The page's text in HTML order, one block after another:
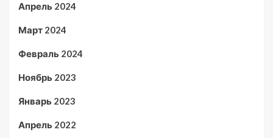
Апрель 2024
Март 2024
Февраль 2024
Ноябрь 2023
Январь 2023
Апрель 2022